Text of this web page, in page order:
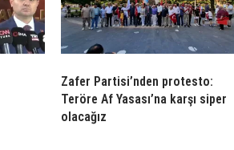
Zafer Partisi’nden protesto:
Teröre Af Yasası’na karşı siper
olacağız